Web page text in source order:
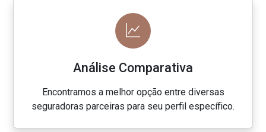
Análise Comparativa
Encontramos a melhor opção entre diversas
seguradoras parceiras para seu perfil específico.